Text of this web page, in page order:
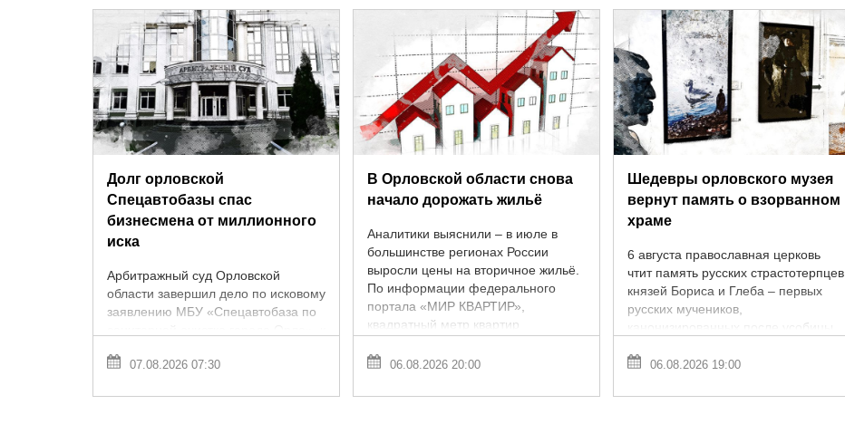
Долг орловской
Спецавтобазы спас
бизнесмена от миллионного
иска
Арбитражный суд Орловской
области завершил дело по исковому
заявлению МБУ «Спецавтобаза по
предпринимателю Александру
07.08.2026 07:30
В Орловской области снова
начало дорожать жильё
Аналитики выяснили – в июле в
большинстве регионах России
выросли цены на вторичное жильё.
По информации федерального
портала «МИР КВАРТИР»,
квадратный метр квартир
06.08.2026 20:00
Шедевры орловского музея
вернут память о взорванном
храме
6 августа православная церковь
чтит память русских страстотерпцев
князей Бориса и Глеба – первых
русских мучеников,
канонизированных после усобицы
вспомнить не ...
06.08.2026 19:00